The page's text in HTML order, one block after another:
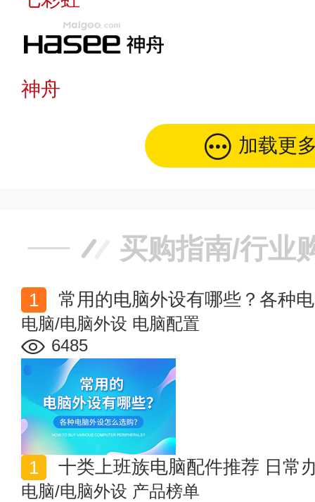
神舟
加载更
买购指南/行业
常用的电脑外设有哪些？各种
电脑/电脑外设 电脑配置
6485
十类上班族电脑配件推荐 日常
电脑/电脑外设 产品榜单